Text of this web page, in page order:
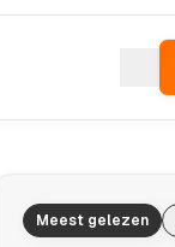
Meest gelezen